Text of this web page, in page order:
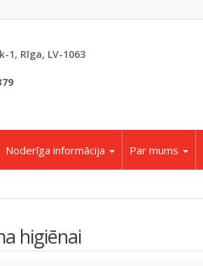
1, Rīga, LV-1063
Noderīga informācija Par mums
higiēnai